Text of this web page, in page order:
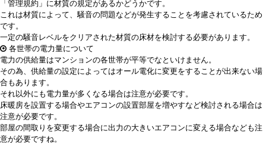
「管理規約」に材質の規定があるかどうかです。
これは材質によって、騒音の問題などが発生することを考慮されているため
です。
一定の騒音レベルをクリアされた材質の床材を検討する必要があります。
各世帯の電力量について
電力の供給量はマンションの各世帯が平等でなといけません。
その為、供給量の設定によってはオール電化に変更をすることが出来ない場
合もあります。
それ以外にも電力量が多くなる場合は注意が必要です。
床暖房を設置する場合やエアコンの設置部屋を増やすなど検討される場合は
注意が必要です。
部屋の間取りを変更する場合に出力の大きいエアコンに変える場合なども注
意が必要ですね。